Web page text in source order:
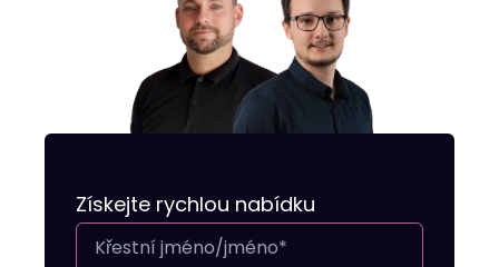
Získejte rychlou nabídku